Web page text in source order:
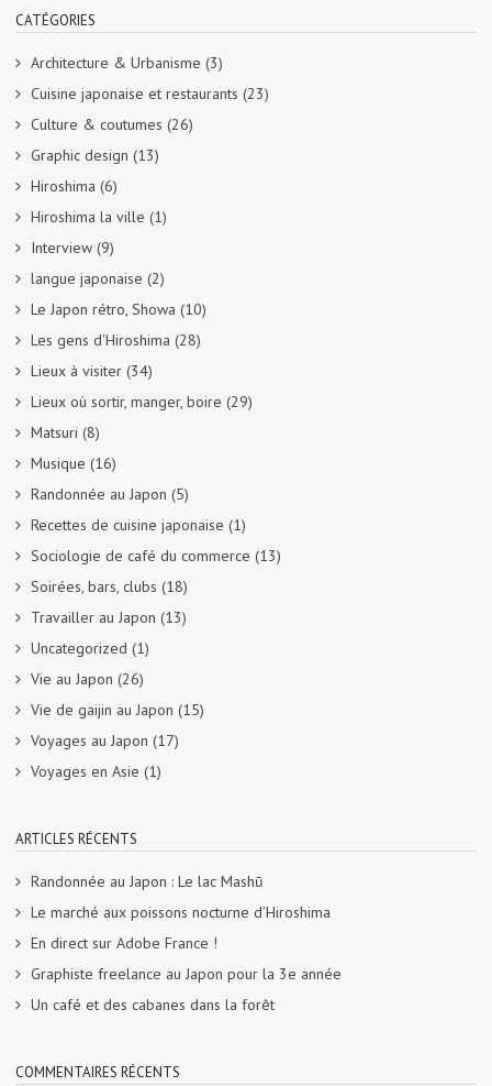
CATÉGORIES
Architecture & Urbanisme (3)
Cuisine japonaise et restaurants (23)
Culture & coutumes (26)
Graphic design (13)
Hiroshima (6)
Hiroshima la ville (1)
Interview (9)
langue japonaise (2)
Le Japon rétro, Showa (10)
Les gens d'Hiroshima (28)
Lieux à visiter (34)
Lieux où sortir, manger, boire (29)
Matsuri (8)
Musique (16)
Randonnée au Japon (5)
Recettes de cuisine japonaise (1)
Sociologie de café du commerce (13)
Soirées, bars, clubs (18)
Travailler au Japon (13)
Uncategorized (1)
Vie au Japon (26)
Vie de gaijin au Japon (15)
Voyages au Japon (17)
Voyages en Asie (1)
ARTICLES RÉCENTS
Randonnée au Japon : Le lac Mashū
Le marché aux poissons nocturne d’Hiroshima
En direct sur Adobe France !
Graphiste freelance au Japon pour la 3e année
Un café et des cabanes dans la forêt
COMMENTAIRES RÉCENTS